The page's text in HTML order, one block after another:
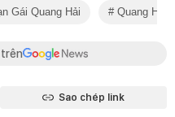
Gái Quang Hải Quang Hải
trên
Sao chép link